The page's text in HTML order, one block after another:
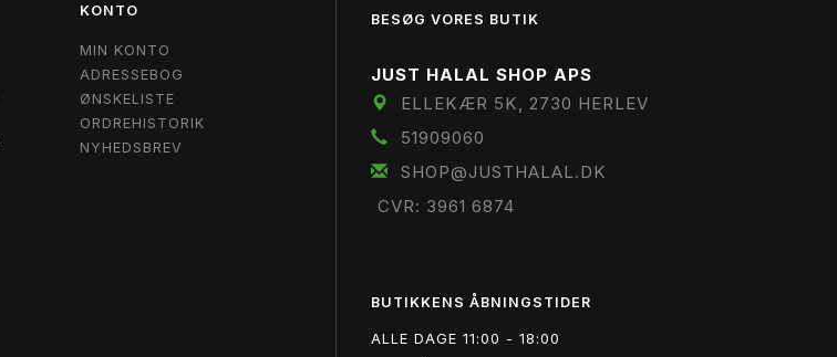
KONTO
MIN KONTO
ADRESSEBOG
ØNSKELISTE
ORDREHISTORIK
NYHEDSBREV
BESØG VORES BUTIK
JUST HALAL SHOP APS
ELLEKÆR 5K, 2730 HERLEV
51909060
SHOP@JUSTHALAL.DK
CVR: 3961 6874
BUTIKKENS ÅBNINGSTIDER
ALLE DAGE 11:00 - 18:00